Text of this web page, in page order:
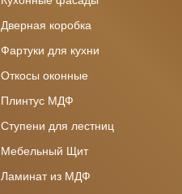
Дверная коробка
Фартуки для кухни
Откосы оконные
Плинтус МДФ
Ступени для лестниц
Мебельный Щит
Ламинат из МДФ